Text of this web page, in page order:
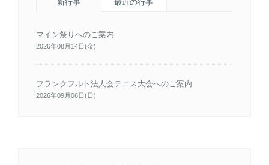
新行事 最近の行事
マイン祭りへのご案内
2026年08月14日(金)
フランクフルト法人会テニス大会へのご案内
2026年09月06日(日)